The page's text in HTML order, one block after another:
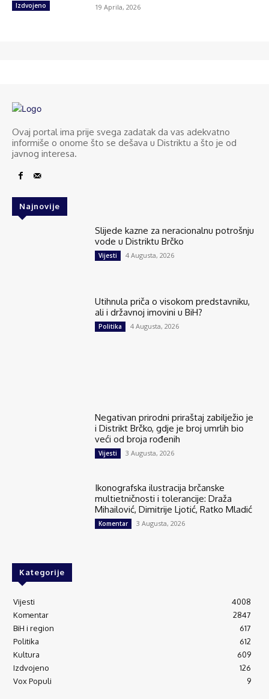
Izdvojeno 19 Aprila, 2026
Ovaj portal ima prije svega zadatak da vas adekvatno
informiše o onome što se dešava u Distriktu a što je od
javnog interesa.
Najnovije
Slijede kazne za neracionalnu potrošnju
vode u Distriktu Brčko
Vijesti 4 Augusta, 2026
Utihnula priča o visokom predstavniku,
ali i državnoj imovini u BiH?
Politika 4 Augusta, 2026
Negativan prirodni priraštaj zabilježio je
i Distrikt Brčko, gdje je broj umrlih bio
veći od broja rođenih
Vijesti 3 Augusta, 2026
Ikonografska ilustracija brčanske
multietničnosti i tolerancije: Draža
Mihailović, Dimitrije Ljotić, Ratko Mladić
Komentar 3 Augusta, 2026
Kategorije
Vijesti
4008
Komentar
2847
BiH i region
617
Politika
612
Kultura
609
Izdvojeno
126
Vox Populi
9